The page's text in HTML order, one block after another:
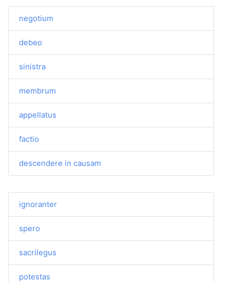
negotium
debeo
sinistra
membrum
appellatus
factio
descendere in causam
ignoranter
spero
sacrilegus
potestas